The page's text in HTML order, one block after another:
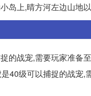
岛上,晴方河左边山地
的战宠,需要玩家准备
40级可以捕捉的战宠